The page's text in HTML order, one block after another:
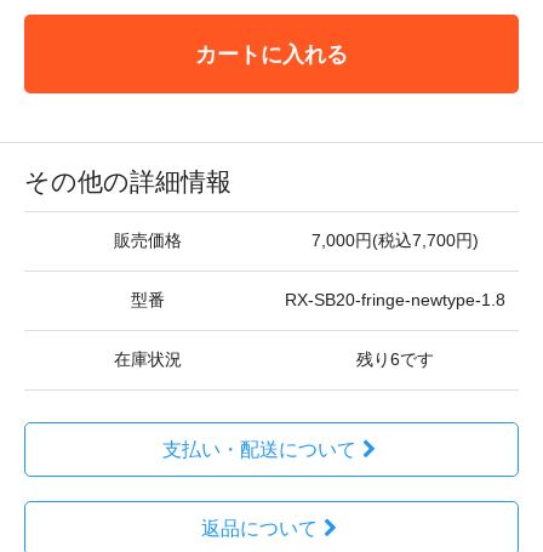
カートに入れる
その他の詳細情報
販売価格 7,000円(税込7,700円)
型番 RX-SB20-fringe-newtype-1.8
在庫状況 残り6です
支払い・配送について
返品について